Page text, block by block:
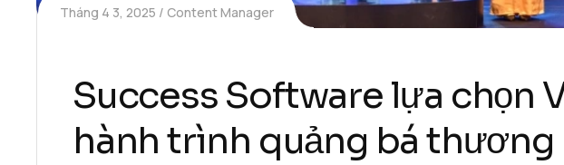
Tháng 4 3, 2025 Content Manager
Success Software lựa chọn
hành trình quảng bá thương